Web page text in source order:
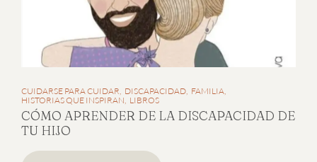
CUIDARSE PARA CUIDAR DISCAPACIDAD FAMILIA
HISTORIAS QUE INSPIRAN LIBROS
CÓMO APRENDER DE LA DISCAPACIDAD DE
TU HIJO